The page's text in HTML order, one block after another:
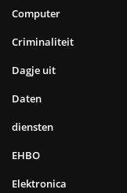
Computer
Criminaliteit
Dagje uit
Daten
diensten
EHBO
Elektronica